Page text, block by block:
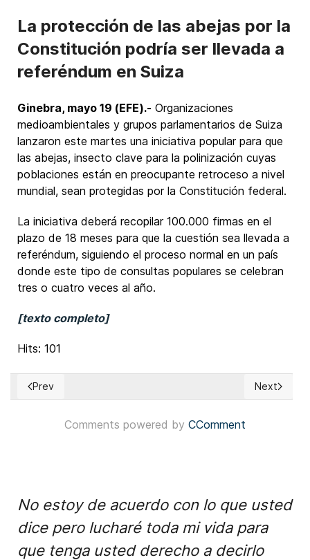
La protección de las abejas por la
Constitución podría ser llevada a
referéndum en Suiza
Ginebra, mayo 19 (EFE).- Organizaciones
medioambientales y grupos parlamentarios de Suiza
lanzaron este martes una iniciativa popular para que
las abejas, insecto clave para la polinización cuyas
poblaciones están en preocupante retroceso a nivel
mundial, sean protegidas por la Constitución federal.
La iniciativa deberá recopilar 100.000 firmas en el
plazo de 18 meses para que la cuestión sea llevada a
referéndum, siguiendo el proceso normal en un país
donde este tipo de consultas populares se celebran
tres o cuatro veces al año.
[texto completo]
Hits: 101
Previous article: Canadá: Alberta celebrará un referéndum
Prev Next
Next
Comments powered by CComment
No estoy de acuerdo con lo que usted
dice pero lucharé toda mi vida para
que tenga usted derecho a decirlo